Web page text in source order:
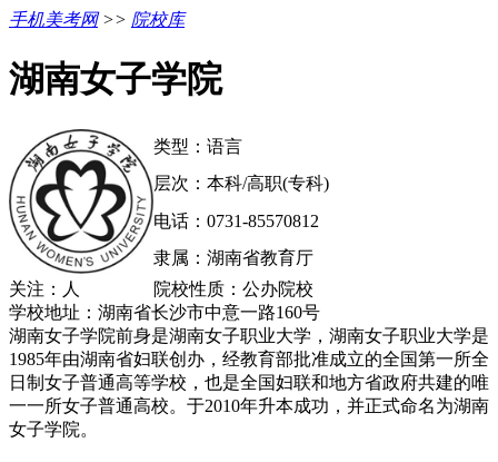
手机美考网>> 院校库
湖南女子学院
类型：语言
层次：本科/高职(专科)
电话：0731-85570812
隶属：湖南省教育厅
关注： 人
院校性质：公办院校
学校地址：湖南省长沙市中意一路160号
湖南女子学院前身是湖南女子职业大学，湖南女子职业大学是
1985年由湖南省妇联创办，经教育部批准成立的全国第一所全
日制女子普通高等学校，也是全国妇联和地方省政府共建的唯
一一所女子普通高校。于2010年升本成功，并正式命名为湖南
女子学院。